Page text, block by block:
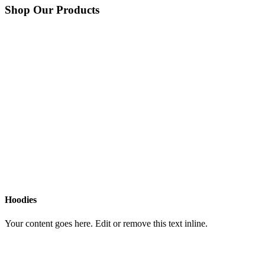
Shop Our Products
Hoodies
Your content goes here. Edit or remove this text inline.